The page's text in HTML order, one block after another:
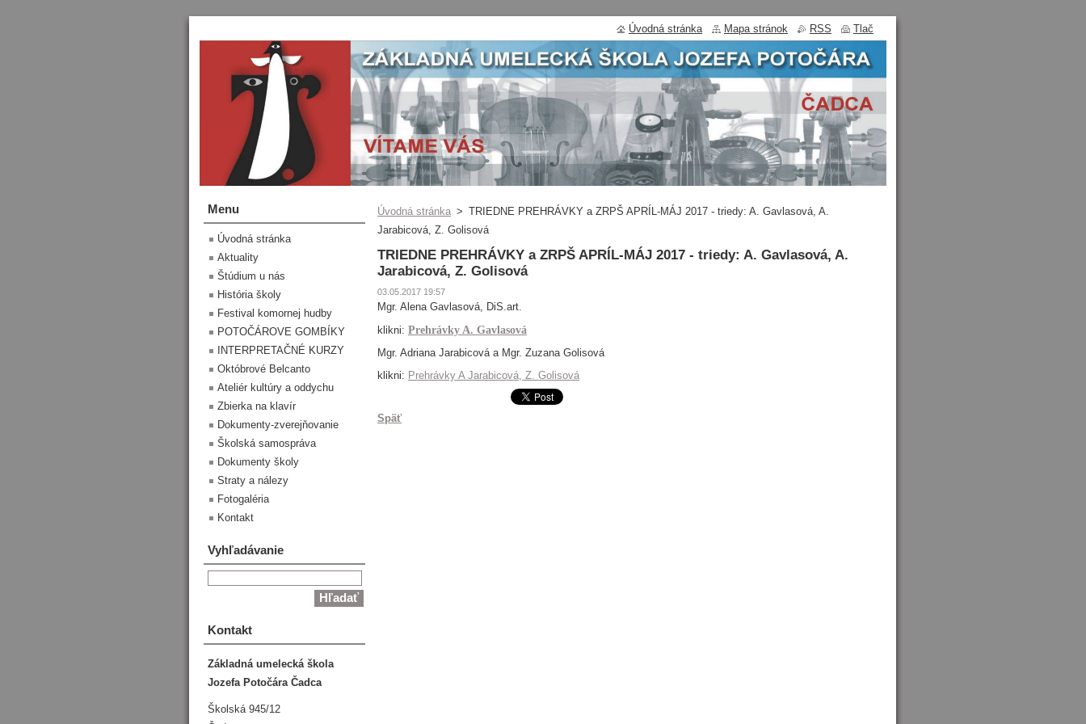
Úvodná stránka > TRIEDNE PREHRÁVKY a ZRPŠ APRÍL-MÁJ 2017 - triedy: A. Gavlasová, A.
Jarabicová, Z. Golisová
TRIEDNE PREHRÁVKY a ZRPŠ APRÍL-MÁJ 2017 - triedy: A. Gavlasová, A.
Jarabicová, Z. Golisová
03.05.2017 19:57
Mgr. Alena Gavlasová, DiS.art.
klikni: Prehrávky A. Gavlasová
Mgr. Adriana Jarabicová a Mgr. Zuzana Golisová
klikni: Prehrávky A Jarabicová, Z. Golisová
Späť
Menu
Úvodná stránka
Aktuality
Štúdium u nás
História školy
Festival komornej hudby
POTOČÁROVE GOMBÍKY
INTERPRETAČNÉ KURZY
Októbrové Belcanto
Ateliér kultúry a oddychu
Zbierka na klavír
Dokumenty-zverejňovanie
Školská samospráva
Dokumenty školy
Straty a nálezy
Fotogaléria
Kontakt
Vyhľadávanie
Kontakt
Základná umelecká škola
Jozefa Potočára Čadca
Školská 945/12
Úvodná stránka Mapa stránok RSS Tlač